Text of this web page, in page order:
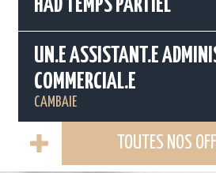
HAD TEMPS PARTIEL
UN.E ASSISTANT.E
COMMERCIAL.E
CAMBAIE
TOUTES NOS